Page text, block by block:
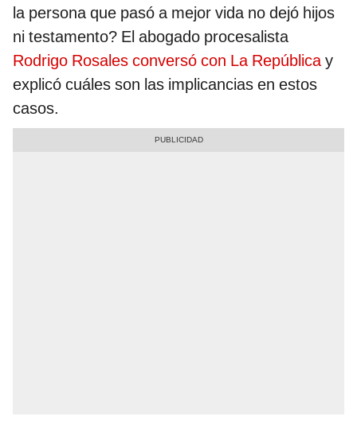
la persona que pasó a mejor vida no dejó hijos
ni testamento? El abogado procesalista
Rodrigo Rosales conversó con La Repúblicay
explicó cuáles son las implicancias en estos
casos.